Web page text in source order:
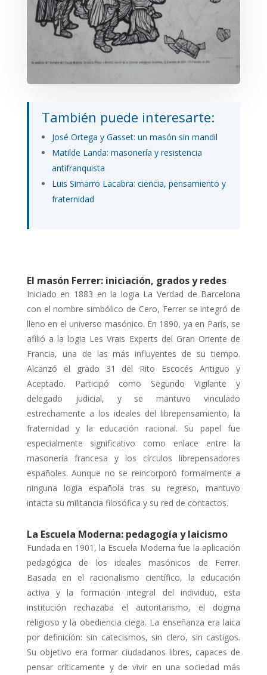
También puede interesarte:
José Ortega y Gasset: un masón sin mandil
Matilde Landa: masonería y resistencia
antifranquista
Luis Simarro Lacabra: ciencia, pensamiento y
fraternidad
El masón Ferrer: iniciación, grados y redes
Iniciado en 1883 en la logia La Verdad de Barcelona
con el nombre simbólico de Cero, Ferrer se integró de
lleno en el universo masónico. En 1890, ya en París, se
afilió a la logia Les Vrais Experts del Gran Oriente de
Francia, una de las más influyentes de su tiempo.
Alcanzó el grado 31 del Rito Escocés Antiguo y
Aceptado. Participó como Segundo Vigilante y
delegado judicial, y se mantuvo vinculado
estrechamente a los ideales del librepensamiento, la
fraternidad y la educación racional. Su papel fue
especialmente significativo como enlace entre la
masonería francesa y los círculos librepensadores
españoles. Aunque no se reincorporó formalmente a
ninguna logia española tras su regreso, mantuvo
intacta su militancia filosófica y su red de contactos.
La Escuela Moderna: pedagogía y laicismo
Fundada en 1901, la Escuela Moderna fue la aplicación
pedagógica de los ideales masónicos de Ferrer.
Basada en el racionalismo científico, la educación
activa y la formación integral del individuo, esta
institución rechazaba el autoritarismo, el dogma
religioso y la obediencia ciega. La enseñanza era laica
por definición: sin catecismos, sin clero, sin castigos.
Su objetivo era formar ciudadanos libres, capaces de
pensar críticamente y de vivir en una sociedad más